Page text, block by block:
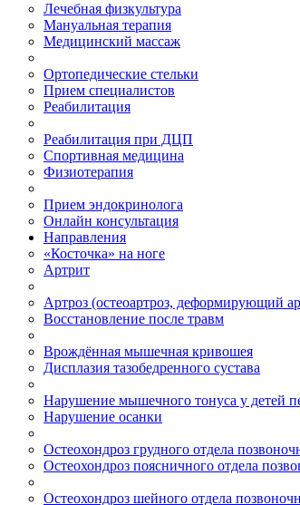
Лечебная физкультура
Мануальная терапия
Медицинский массаж
Ортопедические стельки
Прием специалистов
Реабилитация
Реабилитация при ДЦП
Спортивная медицина
Физиотерапия
Прием эндокринолога
Онлайн консультация
Направления
«Косточка» на ноге
Артрит
Артроз (остеоартроз, деформирующий
Восстановление после травм
Врождённая мышечная кривошея
Дисплазия тазобедренного сустава
Нарушение мышечного тонуса у детей
Нарушение осанки
Остеохондроз грудного отдела
Остеохондроз поясничного отдела
Остеохондроз шейного отдела